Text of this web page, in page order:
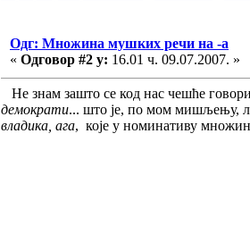
Одг: Множина мушких речи на -а
« Одговор #2 у: 16.01 ч. 09.07.2007. »
Не знам зашто се код нас чешће
демократи... што је, по мом мишљењу,
владика, ага, које у номинативу